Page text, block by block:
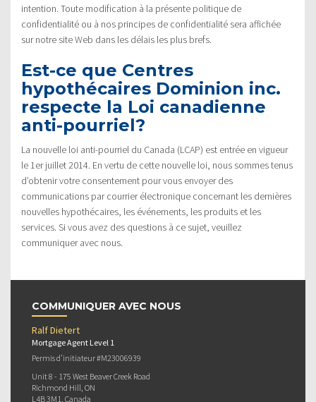
intention. Toute modification à la présente politique de
confidentialité ou à nos principes de confidentialité sera affichée
sur notre site Web dans les délais les plus brefs.
Est-ce que Centres
hypothécaires Dominion inc.
respecte la Loi canadienne
anti-pourriel?
La nouvelle loi anti-pourriel du Canada (LCAP) est entrée en vigueur
le 1er juillet 2014. En vertu de cette nouvelle loi, nous sommes tenus
d’obtenir votre consentement pour vous envoyer des
communications par courrier électronique concernant les dernières
nouvelles hypothécaires, les événements, les produits et les
services. Si vous avez des questions à ce sujet, veuillez
communiquer avec nous.
COMMUNIQUER AVEC NOUS
Ralf Dietert
Mortgage Agent Level 1
Permis d’initiateur #M23006939
Unit 8 - 175 West Beaver Creek Road
Richmond Hill, ON
L4B 3M1, Canada